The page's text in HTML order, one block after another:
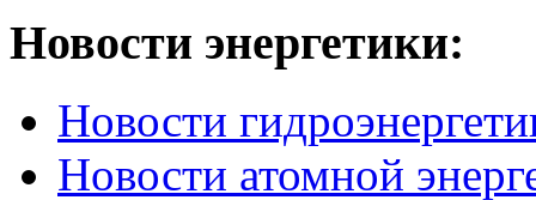
Новости энергетики:
Новости
Новости атомной